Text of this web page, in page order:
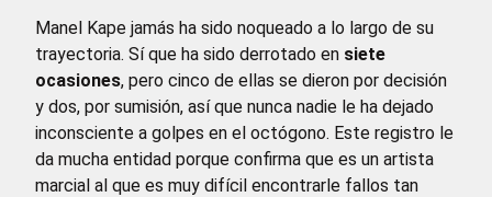
Manel Kape jamás ha sido noqueado a lo largo de su
trayectoria. Sí que ha sido derrotado en siete
ocasiones, pero cinco de ellas se dieron por decisión
y dos, por sumisión, así que nunca nadie le ha dejado
inconsciente a golpes en el octógono. Este registro le
da mucha entidad porque confirma que es un artista
marcial al que es muy difícil encontrarle fallos tan